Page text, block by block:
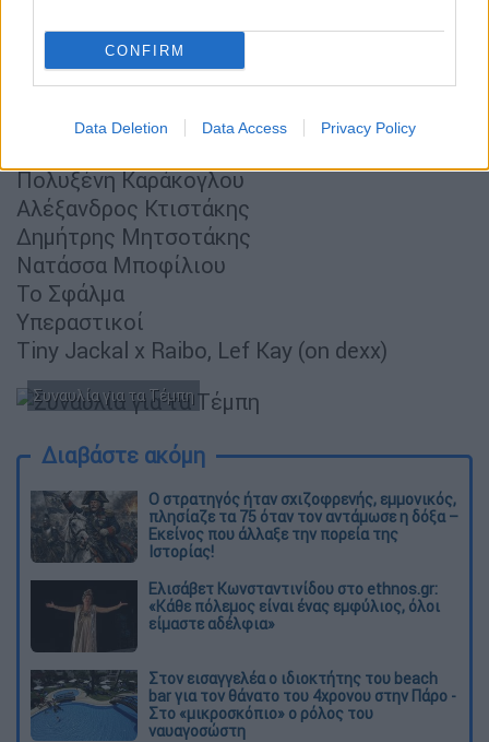
CONFIRM
Data Deletion Data Access Privacy Policy
Μέχρι στιγμής συμμετοχή έχουν δηλώσει οι:
Ρίτα Αντωνοπούλου & Ρεβάνς
Μυρτώ Βασιλείου
Πολυξένη Καράκογλου
Αλέξανδρος Κτιστάκης
Δημήτρης Μητσοτάκης
Νατάσσα Μποφίλιου
Το Σφάλμα
Υπεραστικοί
Tiny Jackal x Raibo, Lef Kay (on dexx)
Συναυλία για τα Τέμπη
Διαβάστε ακόμη
O στρατηγός ήταν σχιζοφρενής, εμμονικός,
πλησίαζε τα 75 όταν τον αντάμωσε η δόξα –
Εκείνος που άλλαξε την πορεία της
Ιστορίας!
Ελισάβετ Κωνσταντινίδου στο ethnos.gr:
«Κάθε πόλεμος είναι ένας εμφύλιος, όλοι
είμαστε αδέλφια»
Στον εισαγγελέα ο ιδιοκτήτης του beach
bar για τον θάνατο του 4χρονου στην Πάρο -
Στο «μικροσκόπιο» ο ρόλος του
ναυαγοσώστη